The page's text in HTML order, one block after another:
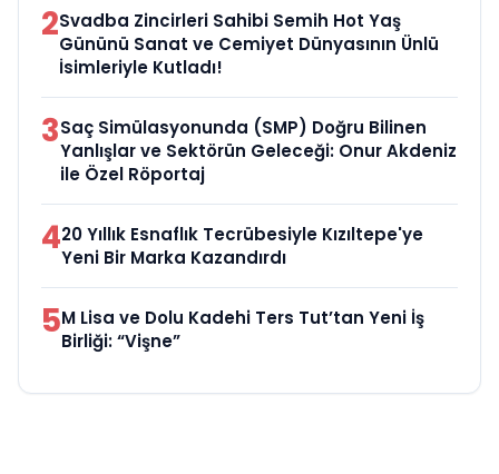
2Svadba Zincirleri Sahibi Semih Hot Yaş
Gününü Sanat ve Cemiyet Dünyasının Ünlü
İsimleriyle Kutladı!
3Saç Simülasyonunda (SMP) Doğru Bilinen
Yanlışlar ve Sektörün Geleceği: Onur Akdeniz
ile Özel Röportaj
420 Yıllık Esnaflık Tecrübesiyle Kızıltepe'ye
Yeni Bir Marka Kazandırdı
5M Lisa ve Dolu Kadehi Ters Tut’tan Yeni İş
Birliği: “Vişne”